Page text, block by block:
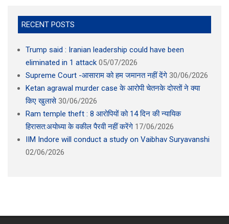
RECENT POSTS
Trump said : Iranian leadership could have been
eliminated in 1 attack 05/07/2026
Supreme Court -आसाराम को हम जमानत नहीं देंगे 30/06/2026
Ketan agrawal murder case के आरोपी चेतनके दोस्तों ने क्या
किए खुलासे 30/06/2026
Ram temple theft : 8 आरोपियों को 14 दिन की न्यायिक
हिरासत:अयोध्या के वकील पैरवी नहीं करेंगे 17/06/2026
IIM Indore will conduct a study on Vaibhav Suryavanshi
02/06/2026